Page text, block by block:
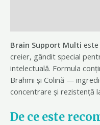
Brain Support Multi
creier, gândit special
intelectuală. Formula
Brahmi și Colină —
concentrare și rezistență
De ce este